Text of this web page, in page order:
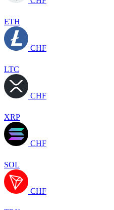
ETH
CHF
LTC
CHF
XRP
CHF
SOL
CHF